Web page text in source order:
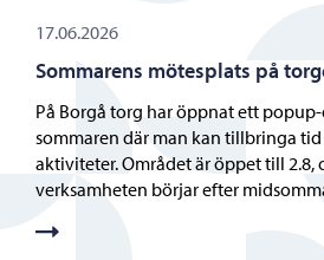
17.06.2026
Sommarens mötesplats på
På Borgå torg har öppnat ett
sommaren där man kan tillbringa
aktiviteter. Området är öppet till 2.8,
verksamheten börjar efter